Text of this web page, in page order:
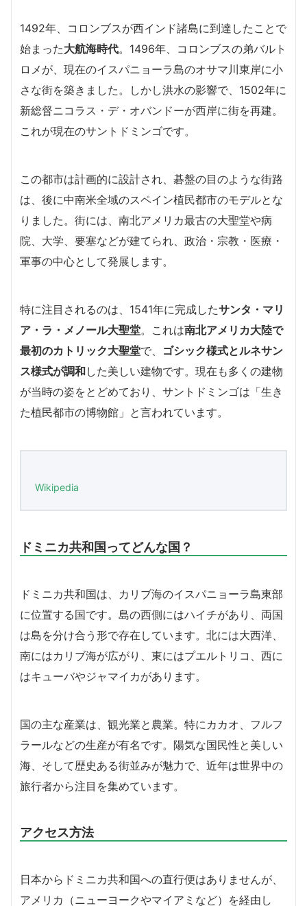
1492年、コロンブスが西インド諸島に到達したことで
始まった大航海時代。1496年、コロンブスの弟バルト
ロメが、現在のイスパニョーラ島のオサマ川東岸に小
さな街を築きました。しかし洪水の影響で、1502年に
新総督ニコラス・デ・オバンドーが西岸に街を再建。
これが現在のサントドミンゴです。
この都市は計画的に設計され、碁盤の目のような街路
は、後に中南米全域のスペイン植民都市のモデルとな
りました。街には、南北アメリカ最古の大聖堂や病
院、大学、要塞などが建てられ、政治・宗教・医療・
軍事の中心として発展します。
特に注目されるのは、1541年に完成したサンタ・マリ
ア・ラ・メノール大聖堂。これは南北アメリカ大陸で
最初のカトリック大聖堂で、 ゴシック様式とルネサン
ス様式が調和した美しい建物です。現在も多くの建物
が当時の姿をとどめており、サントドミンゴは「生き
た植民都市の博物館」と言われています。
Wikipedia
ドミニカ共和国ってどんな国？
ドミニカ共和国は、カリブ海のイスパニョーラ島東部
に位置する国です。島の西側にはハイチがあり、両国
は島を分け合う形で存在しています。北には大西洋、
南にはカリブ海が広がり、東にはプエルトリコ、西に
はキューバやジャマイカがあります。
国の主な産業は、観光業と農業。特にカカオ、フルフ
ラールなどの生産が有名です。陽気な国民性と美しい
海、そして歴史ある街並みが魅力で、近年は世界中の
旅行者から注目を集めています。
アクセス方法
日本からドミニカ共和国への直行便はありませんが、
アメリカ（ニューヨークやマイアミなど）を経由し